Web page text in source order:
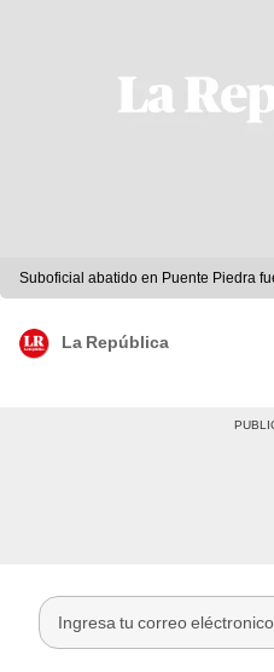
Suboficial abatido en Puente Piedra
La República